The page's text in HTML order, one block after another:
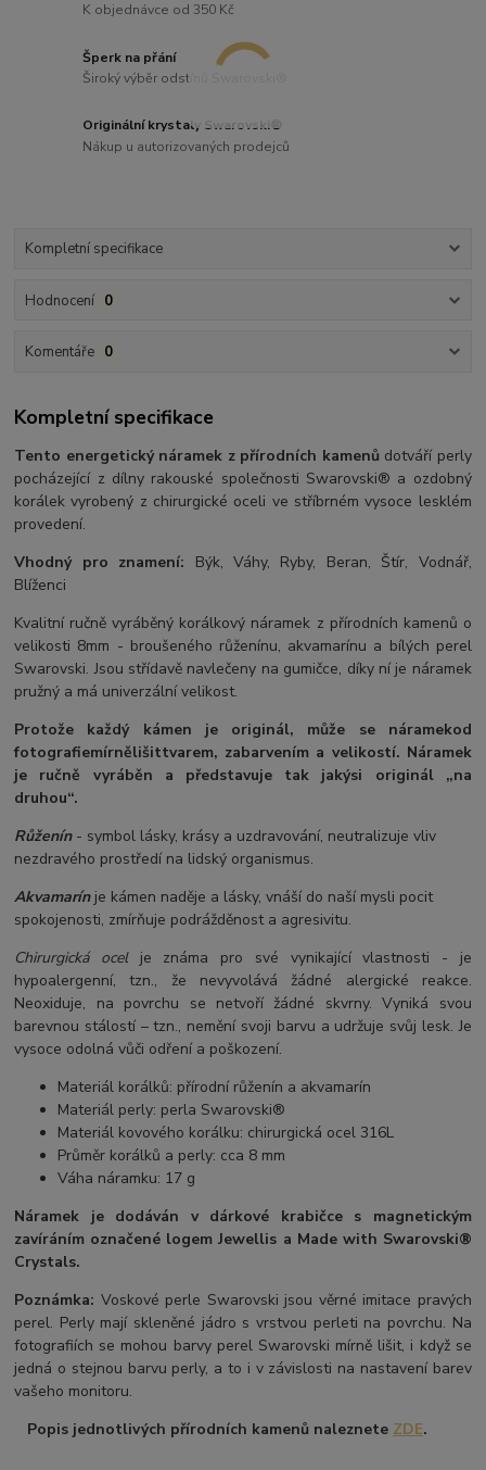
K objednávce od 350 Kč
Šperk na přání
Široký výběr odstínů Swarovski®
Originální krystaly Swarovski®
Nákup u autorizovaných prodejců
Kompletní specifikace
Hodnocení 0
Komentáře 0
Kompletní specifikace
Tento energetický náramek z přírodních kamenů dotváří perly
pocházející z dílny rakouské společnosti Swarovski® a ozdobný
korálek vyrobený z chirurgické oceli ve stříbrném vysoce lesklém
provedení.
Vhodný pro znamení: Býk, Váhy, Ryby, Beran, Štír, Vodnář,
Blíženci
Kvalitní ručně vyráběný korálkový náramek z přírodních kamenů o
velikosti 8mm - broušeného růženínu, akvamarínu a bílých perel
Swarovski. Jsou střídavě navlečeny na gumičce, díky ní je náramek
pružný a má univerzální velikost.
Protože každý kámen je originál, může se náramekod
fotografiemírnělišittvarem, zabarvením a velikostí. Náramek
je ručně vyráběn a představuje tak jakýsi originál „na
druhou“.
Růženín- symbol lásky, krásy a uzdravování, neutralizuje vliv
nezdravého prostředí na lidský organismus.
Akvamarínje kámen naděje a lásky, vnáší do naší mysli pocit
spokojenosti, zmírňuje podrážděnost a agresivitu.
Chirurgická ocelje známa pro své vynikající vlastnosti - je
hypoalergenní, tzn., že nevyvolává žádné alergické reakce.
Neoxiduje, na povrchu se netvoří žádné skvrny. Vyniká svou
barevnou stálostí – tzn., nemění svoji barvu a udržuje svůj lesk. Je
vysoce odolná vůči odření a poškození.
Materiál korálků: přírodní růženín a akvamarín
Materiál perly: perla Swarovski®
Materiál kovového korálku: chirurgická ocel 316L
Průměr korálků a perly: cca 8 mm
Váha náramku: 17 g
Náramek je dodáván v dárkové krabičce s magnetickým
zavíráním označené logem Jewellis a Made with Swarovski®
Crystals.
Poznámka: Voskové perle Swarovski jsou věrné imitace pravých
perel. Perly mají skleněné jádro s vrstvou perleti na povrchu. Na
fotografiích se mohou barvy perel Swarovski mírně lišit, i když se
jedná o stejnou barvu perly, a to i v závislosti na nastavení barev
vašeho monitoru.
Popis jednotlivých přírodních kamenů naleznete ZDE.